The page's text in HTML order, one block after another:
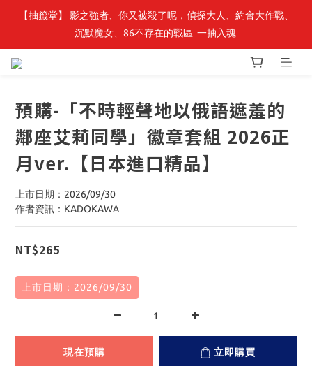
最新開賣🔥「全知讀者視角」 周邊商品
【抽籤堂】 影之強者、你又被殺了呢，偵探大人、約會大作戰、
沉默魔女、86不存在的戰區  一抽入魂
預購-「不時輕聲地以俄語遮羞的
鄰座艾莉同學」徽章套組 2026正
月ver.【日本進口精品】
上市日期：2026/09/30
作者資訊：KADOKAWA
NT$265
上市日期：2026/09/30
現在預購 立即購買